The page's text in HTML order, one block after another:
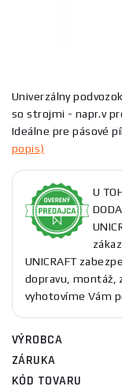
Univerzálny
so strojmi - napr.v
Ideálne pre pásové
popis)
U
UNICRAFT
dopravu, montáž,
vyhotovíme Vám
VÝROBCA
ZÁRUKA
KÓD TOVARU